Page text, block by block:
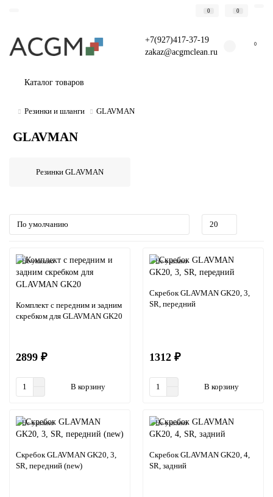
0 0
+7(927)417-37-19
zakaz@acgmclean.ru
0
Каталог товаров
Резинки и шланги GLAVMAN
GLAVMAN
Резинки GLAVMAN
Не указано
Комплект с передним и задним
скребком для GLAVMAN GK20
2899 ₽
В корзину
Не указано
Скребок GLAVMAN GK20, 3,
SR, передний
1312 ₽
В корзину
Не указано
Скребок GLAVMAN GK20, 3,
SR, передний (new)
Не указано
Скребок GLAVMAN GK20, 4,
SR, задний